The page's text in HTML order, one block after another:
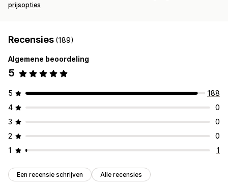
prijsopties
Recensies (189)
Algemene beoordeling
5
5
188
4
0
3
0
2
0
1
1
Een recensie schrijven Alle recensies